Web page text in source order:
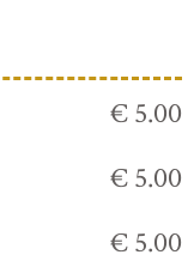
€ 5.00
€ 5.00
€ 5.00